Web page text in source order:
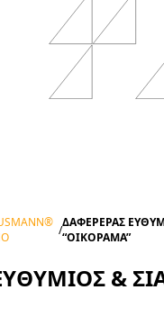
/ΔΑΦΕΡΕΡΑΣ
“ΟΙΚΟΡΑΜΑ”
&